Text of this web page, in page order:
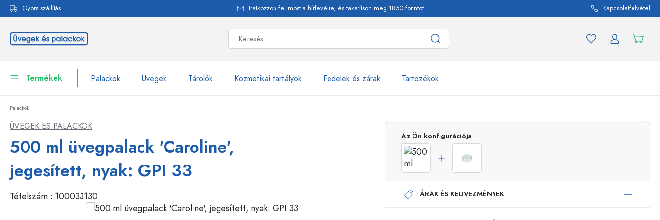
Ugrás a fő navigációhoz
Gyors szállítás Iratkozzon fel most a hírlevélre, és takarítson meg 1850 forintot Kapcsolatfelvétel
Termékek Palackok Üvegek Tárolók Kozmetikai tartályok Fedelek és zárak Tartozékok
Üvegek
Kozmetikai tartályok
Palackok márka szerint
Csatos üvegpalackok
Szórópalackok
Airless adagolók
Roll-on palackok
A befőttes üvegekhez
Palackok
ÜVEGEK ES PALACKOK
500 ml üvegpalack 'Caroline',
jegesített, nyak: GPI 33
Tételszám : 100033130
Az Ön konfigurációja
ÁRAK ÉS KEDVEZMÉNYEK